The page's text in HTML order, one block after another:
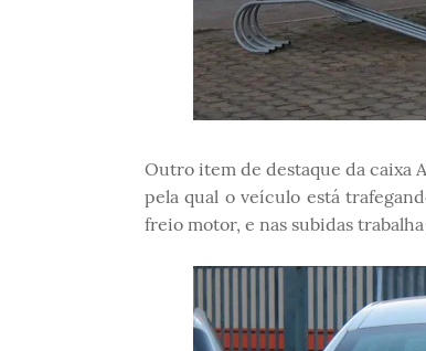
Outro item de destaque da caixa
pela qual o veículo está
freio motor, e nas subidas